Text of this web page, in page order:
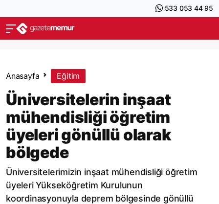
533 053 44 95
Anasayfa Eğitim
​Üniversitelerin inşaat
mühendisliği öğretim
üyeleri gönüllü olarak
bölgede
​Üniversitelerimizin inşaat mühendisliği öğretim
üyeleri Yükseköğretim Kurulunun
koordinasyonuyla deprem bölgesinde gönüllü